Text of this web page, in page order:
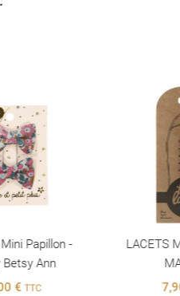
LACETS Magiques - City